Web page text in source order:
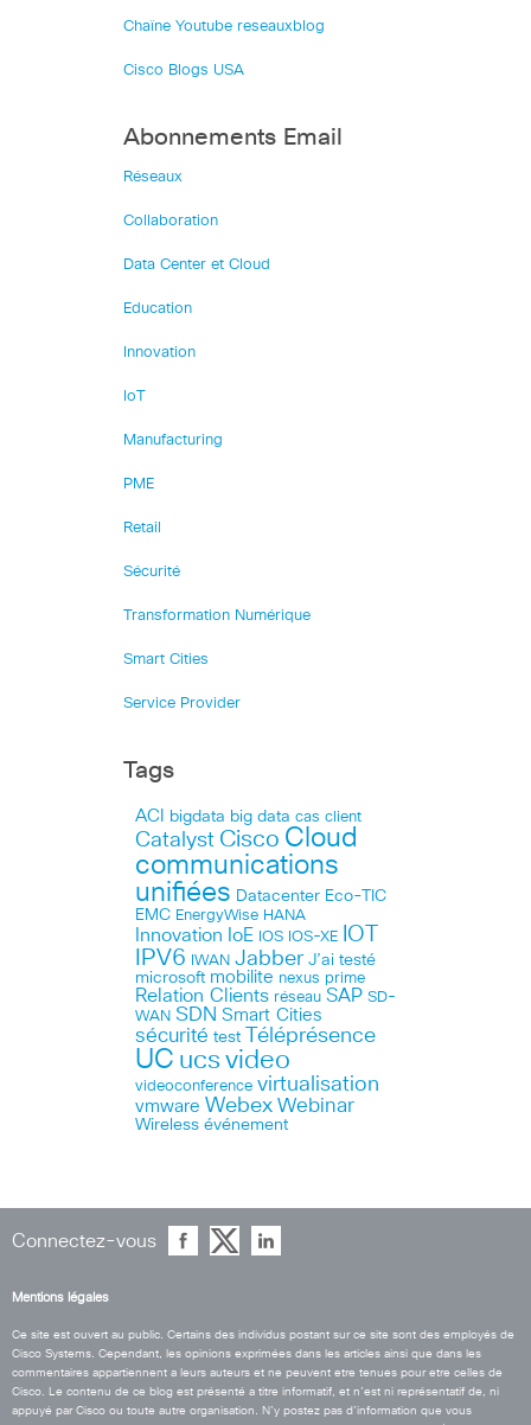
Chaîne Youtube reseauxblog
Cisco Blogs USA
Abonnements Email
Réseaux
Collaboration
Data Center et Cloud
Education
Innovation
IoT
Manufacturing
PME
Retail
Sécurité
Transformation Numérique
Smart Cities
Service Provider
Tags
ACI bigdata big data cas client
Catalyst Cisco Cloud
communications
unifiées Datacenter Eco-TIC
EMC EnergyWise HANA
Innovation IoE IOS IOS-XE IOT
IPV6 IWAN Jabber J’ai testé
microsoft mobilite nexus prime
Relation Clients réseau SAP SD-
WAN SDN Smart Cities
sécurité test Téléprésence
UC ucs video
videoconference virtualisation
vmware Webex Webinar
Wireless événement
Connectez-vous
Mentions légales
Ce site est ouvert au public. Certains des individus postant sur ce site sont des employés de
Cisco Systems. Cependant, les opinions exprimées dans les articles ainsi que dans les
commentaires appartiennent a leurs auteurs et ne peuvent etre tenues pour etre celles de
Cisco. Le contenu de ce blog est présenté a titre informatif, et n’est ni représentatif de, ni
appuyé par Cisco ou toute autre organisation. N’y postez pas d’information que vous